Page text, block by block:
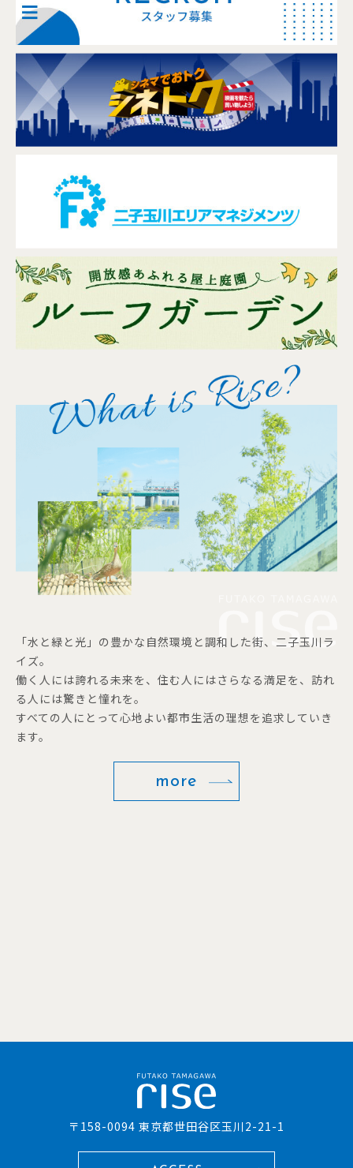
「水と緑と光」の豊かな自然環境と調和した街、二子玉川ラ
イズ。
働く人には誇れる未来を、住む人にはさらなる満足を、訪れ
る人には驚きと憧れを。
すべての人にとって心地よい都市生活の理想を追求していき
ます。
more
〒158-0094 東京都世田谷区玉川2-21-1